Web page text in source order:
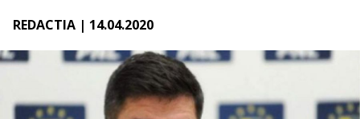
REDACTIA | 14.04.2020